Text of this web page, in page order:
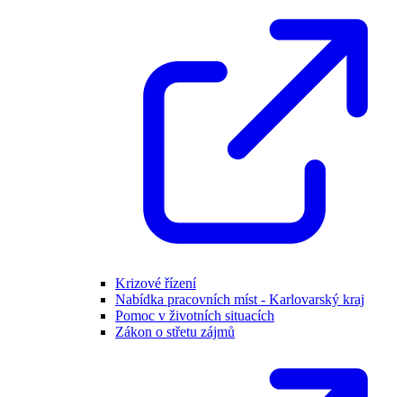
Krizové řízení
Nabídka pracovních míst - Karlovarský kraj
Pomoc v životních situacích
Zákon o střetu zájmů